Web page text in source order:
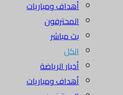
أهداف ومباريات
المحترفون
بث مباشر
الكل
أخبار الرياضة
أهداف ومباريات